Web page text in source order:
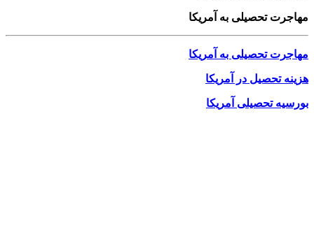
مهاجرت تحصیلی به آمریکا
مهاجرت تحصیلی به آمریکا
هزینه تحصیل در آمریکا
بورسیه تحصیلی آمریکا